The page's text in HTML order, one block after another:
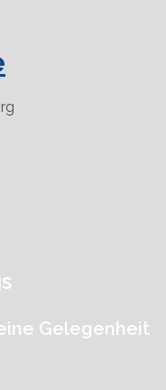
Gelegenheit